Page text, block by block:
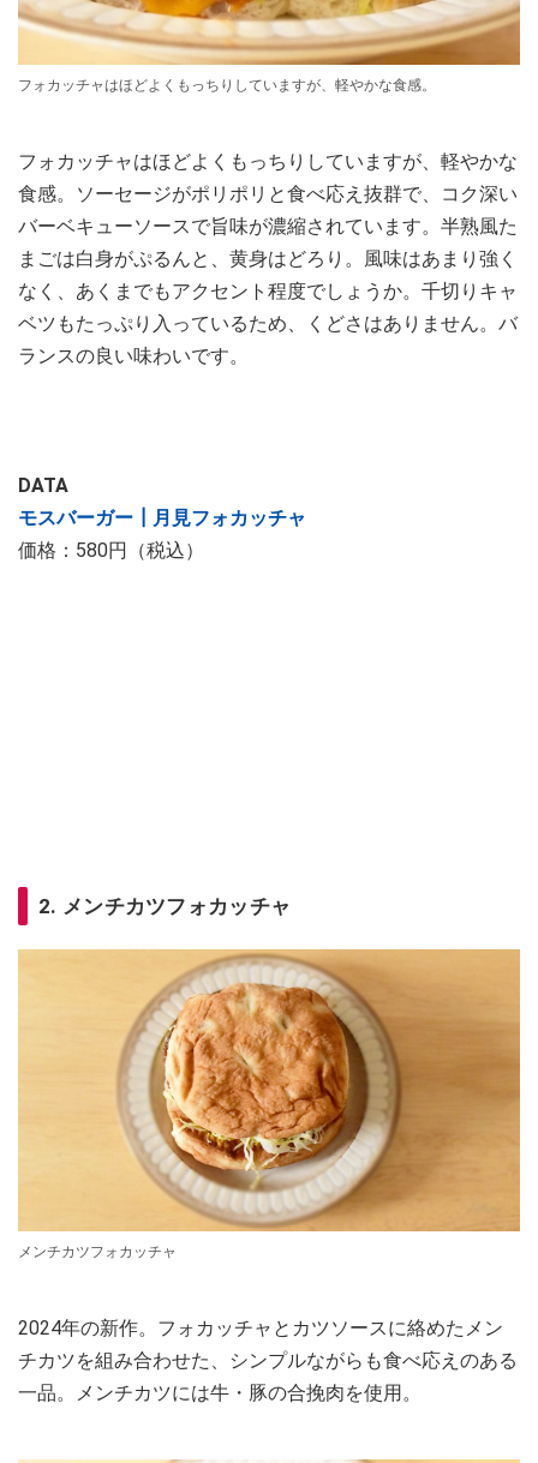
フォカッチャはほどよくもっちりしていますが、軽やかな食感。
フォカッチャはほどよくもっちりしていますが、軽やかな
食感。ソーセージがポリポリと食べ応え抜群で、コク深い
バーベキューソースで旨味が濃縮されています。半熟風た
まごは白身がぷるんと、黄身はどろり。風味はあまり強く
なく、あくまでもアクセント程度でしょうか。千切りキャ
ベツもたっぷり入っているため、くどさはありません。バ
ランスの良い味わいです。
DATA
モスバーガー┃月見フォカッチャ
価格：580円（税込）
2. メンチカツフォカッチャ
メンチカツフォカッチャ
2024年の新作。フォカッチャとカツソースに絡めたメン
チカツを組み合わせた、シンプルながらも食べ応えのある
一品。メンチカツには牛・豚の合挽肉を使用。